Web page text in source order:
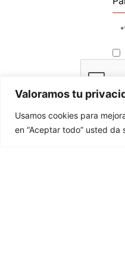
Valoramos tu
Usamos cookies para
en “Aceptar todo” usted